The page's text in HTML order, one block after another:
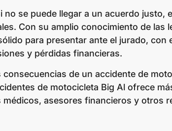
no se puede llegar a un acuerdo justo,
Con su amplio conocimiento de las
para presentar ante el jurado, con
y pérdidas financieras.
consecuencias de un accidente de
de motocicleta Big Al ofrece
asesores financieros y otros